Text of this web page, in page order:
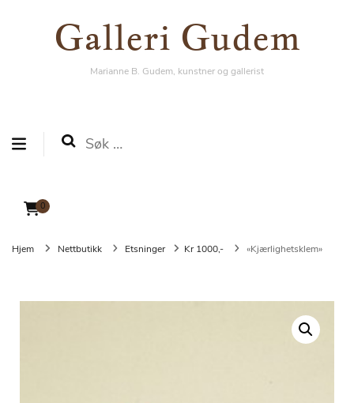
Søk
Galleri Gudem
Marianne B. Gudem, kunstner og gallerist
0
Galleri Gudem
Marianne B. Gudem, kunstner og gallerist
Hjem Nettbutikk Etsninger Kr 1000,- «Kjærlighetsklem»